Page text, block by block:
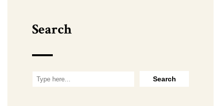
Search